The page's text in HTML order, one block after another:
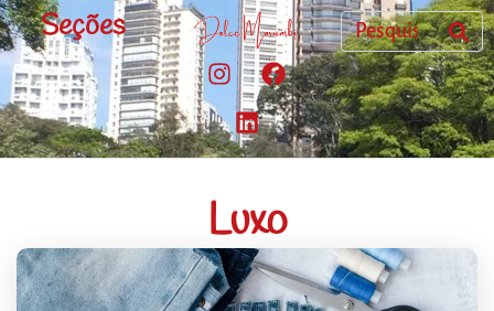
Seções
Luxo